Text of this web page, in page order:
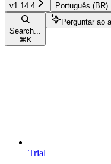
v1.14.4 Português (BR)
Search...
⌘ K
Perguntar ao
Trial